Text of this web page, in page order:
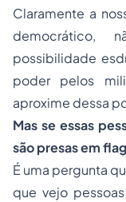
Claramente a
democrático,
possibilidade
poder pelos
aproxime dessa
Mas se essas
são presas em
É uma pergunta
que vejo